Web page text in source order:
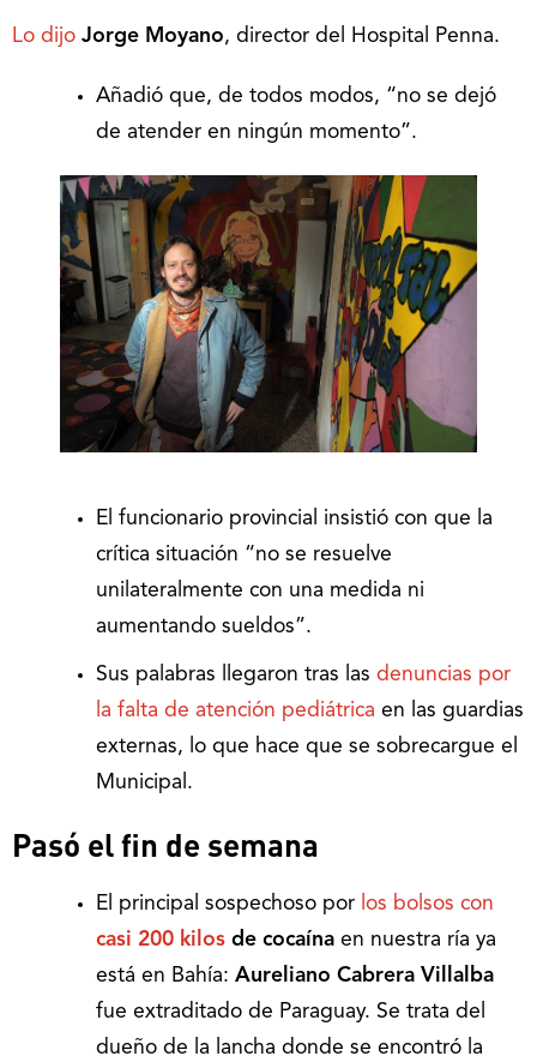
Lo dijo Jorge Moyano, director del Hospital Penna.
Añadió que, de todos modos, “no se dejó
de atender en ningún momento”.
El funcionario provincial insistió con que la
crítica situación “no se resuelve
unilateralmente con una medida ni
aumentando sueldos”.
Sus palabras llegaron tras las denuncias por
la falta de atención pediátrica en las guardias
externas, lo que hace que se sobrecargue el
Municipal.
Pasó el fin de semana
El principal sospechoso por los bolsos con
casi 200 kilos de cocaína en nuestra ría ya
está en Bahía: Aureliano Cabrera Villalba
fue extraditado de Paraguay. Se trata del
dueño de la lancha donde se encontró la